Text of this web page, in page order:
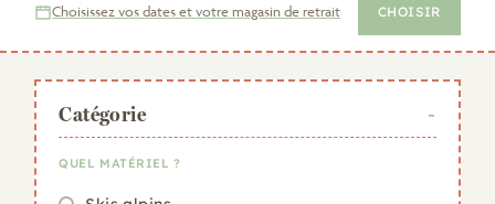
Choisissez vos dates et votre magasin de retrait CHOISIR
Catégorie
QUEL MATÉRIEL ?